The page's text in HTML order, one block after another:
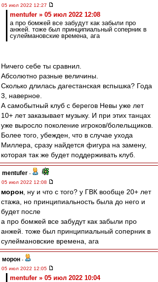
05 июл 2022 12:27
mentufer » 05 июл 2022 12:08
а про бомжей все забудут как забыли про
анжей. тоже был принципиальный соперник в
сулеймановские времена, ага
Ничего себе ты сравнил.
Абсолютно разные величины.
Сколько длилась дагестанская вспышка? Года
3, наверное.
А самобытный клуб с берегов Невы уже лет
10+ лет заказывает музыку. И при этих танцах
уже выросло поколение игроков/болельщиков.
Более того, убежден, что в случае ухода
Миллера, сразу найдется фигура на замену,
которая так же будет поддерживать клуб.
mentufer -
05 июл 2022 12:08
морон , ну и что с того? у ГВК вообще 20+ лет
стажа, но принципиальность была до него и
будет после
а про бомжей все забудут как забыли про
анжей. тоже был принципиальный соперник в
сулеймановские времена, ага
морон -
05 июл 2022 12:05
mentufer » 05 июл 2022 10:04